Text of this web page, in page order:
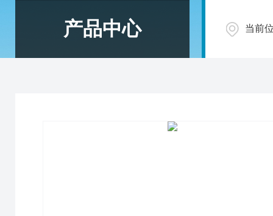
产品中心 当前